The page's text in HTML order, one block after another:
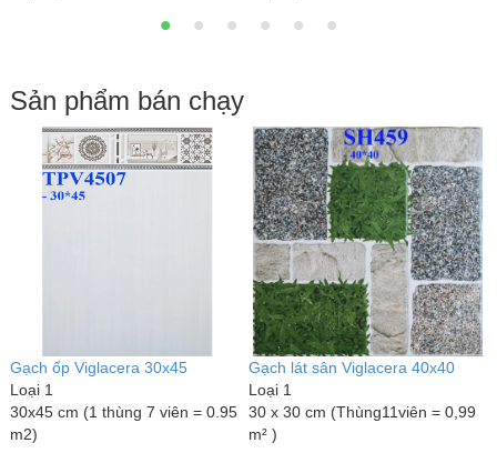
Sản phẩm bán chạy
Gạch ốp Viglacera 30x45
Loại 1
30x45 cm (1 thùng 7 viên = 0.95
m2)
Gạch lát sân Viglacera 40x40
Loại 1
30 x 30 cm (Thùng11viên = 0,99
m² )